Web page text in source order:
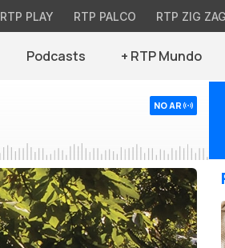
RTP PLAY RTP PALCO RTP ZIG ZAG
Podcasts + RTP Mundo
NO AR